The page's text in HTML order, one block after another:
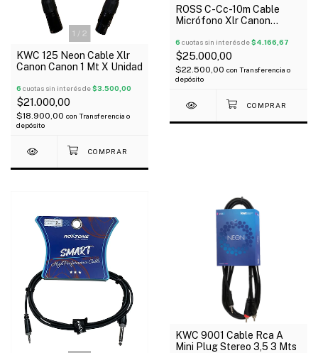
1 / 2
KWC 125 Neon Cable Xlr
Canon Canon 1 Mt X Unidad
6 cuotas sin interés de$3.500,00
$21.000,00
$18.900,00 con Transferencia o
depósito
ROSS C-Cc-10m Cable
Micrófono Xlr Canon
6 cuotas sin interés de$4.166,67
$25.000,00
$22.500,00 con Transferencia o
depósito
KWC 9001 Cable Rca A
Mini Plug Stereo 3,5 3 Mts